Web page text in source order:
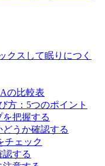
クスして眠りにつく
の比較表
方：5つのポイント
把握する
うか確認する
チェック
認する